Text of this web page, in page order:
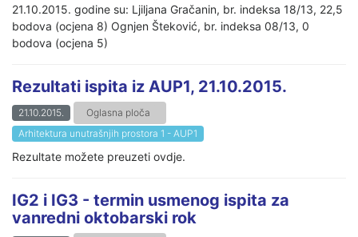
21.10.2015. godine su: Ljiljana Gračanin, br. indeksa 18/13, 22,5
bodova (ocjena 8) Ognjen Šteković, br. indeksa 08/13, 0
bodova (ocjena 5)
Rezultati ispita iz AUP1, 21.10.2015.
21.10.2015.
Oglasna ploča
Arhitektura unutrašnjih prostora 1 - AUP1
Rezultate možete preuzeti ovdje.
IG2 i IG3 - termin usmenog ispita za
vanredni oktobarski rok